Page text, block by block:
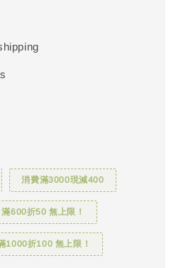
消費滿3000現減400
600折50 無上限！
1000折100 無上限！